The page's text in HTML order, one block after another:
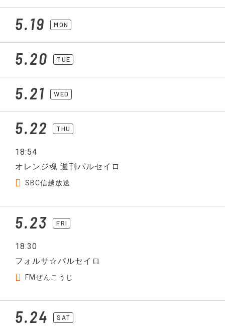
5.19 MON
5.20 TUE
5.21 WED
5.22 THU
18:54
オレンジ魂 週刊パルセイロ
SBC信越放送
5.23 FRI
18:30
フォルサ☆パルセイロ
FMぜんこうじ
5.24 SAT